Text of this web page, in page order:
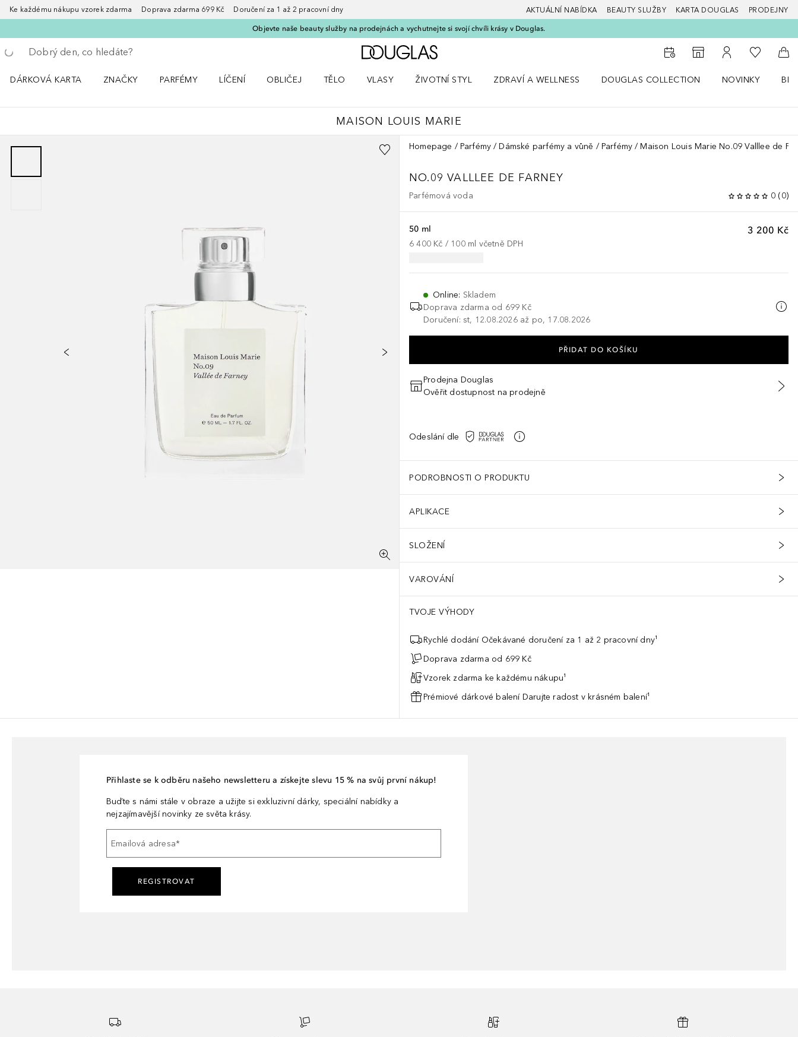
Ke každému nákupu vzorek zdarma Doprava zdarma 699 Kč Doručení za 1 až 2 pracovní dny AKTUÁLNÍ NABÍDKA BEAUTY SLUŽBY KARTA DOUGLAS PRODEJNY
Objevte naše beauty služby na prodejnách a vychutnejte si svojí chvíli krásy v Douglas.
Vraťte se
Proveďte vyhledávání
Domů
K vyhledávači prodejen
K mému účtu
K mému
Do
DÁRKOVÁ KARTA
ZNAČKY
PARFÉMY
LÍČENÍ
OBLIČEJ
TĚLO
VLASY
ŽIVOTNÍ STYL
ZDRAVÍ A WELLNESS
DOUGLAS COLLECTION
NOVINKY
MAISON LOUIS MARIE
Homepage Parfémy Dámské parfémy a vůně Parfémy Maison Louis Marie No.09 Valllee de
NO.09 VALLLEE DE FARNEY
Parfémová voda 0 (0)
3 200 Kč
50 ml
6 400 Kč / 100 ml včetně DPH
Online: Skladem
Doprava zdarma od 699 Kč
Doručení: st, 12.08.2026 až po, 17.08.2026
PŘIDAT DO KOŠÍKU
Prodejna Douglas
Ověřit dostupnost na prodejně
Odeslání dle
PODROBNOSTI O PRODUKTU
APLIKACE
SLOŽENÍ
VAROVÁNÍ
TVOJE VÝHODY
Rychlé dodání Očekávané doručení za 1 až 2 pracovní dny¹
Doprava zdarma od 699 Kč
Vzorek zdarma ke každému nákupu¹
Prémiové dárkové balení Darujte radost v krásném balení¹
Přihlaste se k odběru našeho newsletteru a získejte slevu 15 % na svůj první nákup!
Buďte s námi stále v obraze a užijte si exkluzivní dárky, speciální nabídky a
nejzajímavější novinky ze světa krásy.
Emailová adresa*
REGISTROVAT